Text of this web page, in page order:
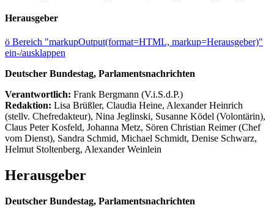
Herausgeber
ö Bereich "markupOutput(format=HTML, markup=Herausgeber)"
ein-/ausklappen
Deutscher Bundestag, Parlamentsnachrichten
Verantwortlich: Frank Bergmann (V.i.S.d.P.)
Redaktion: Lisa Brüßler, Claudia Heine, Alexander Heinrich
(stellv. Chefredakteur), Nina Jeglinski, Susanne Ködel (Volontärin),
Claus Peter Kosfeld, Johanna Metz, Sören Christian Reimer (Chef
vom Dienst), Sandra Schmid, Michael Schmidt, Denise Schwarz,
Helmut Stoltenberg, Alexander Weinlein
Herausgeber
Deutscher Bundestag, Parlamentsnachrichten